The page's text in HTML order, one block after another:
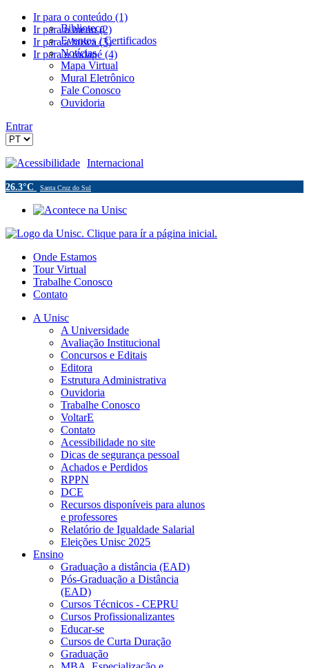
Ir para o conteúdo (1)
Ir para o menu (2)
Ir para a busca (3)
Ir para o rodapé (4)
Biblioteca
Eventos / Certificados
Notícias
Mapa Virtual
Mural Eletrônico
Fale Conosco
Ouvidoria
Entrar
Acessibilidade Internacional
26.3°C Santa Cruz do Sul
Onde Estamos
Tour Virtual
Trabalhe Conosco
Contato
A Unisc
A Universidade
Avaliação Institucional
Concursos e Editais
Editora
Estrutura Administrativa
Ouvidoria
Trabalhe Conosco
VoltarE
Contato
Acessibilidade no site
Dicas de segurança pessoal
Achados e Perdidos
RPPN
DCE
Recursos disponíveis para alunos
e professores
Relatório de Igualdade Salarial
Eleições Unisc 2025
Ensino
Graduação a distância (EAD)
Pós-Graduação a Distância
(EAD)
Cursos Técnicos - CEPRU
Cursos Profissionalizantes
Educar-se
Cursos de Curta Duração
Graduação